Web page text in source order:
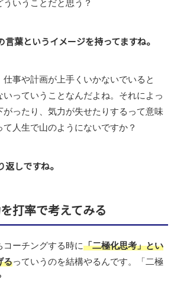
いうことだと思う？
葉というイメージを持ってますね。
事や計画が上手くいかないでいると
っていうことなんだよね。それによっ
ったり、気力が失せたりするって意味
人生で山のようにないですか？
しですね。
打率で考えてみる
ーチングする時に「二極化思考」とい
るっていうのを結構やるんです。「二極